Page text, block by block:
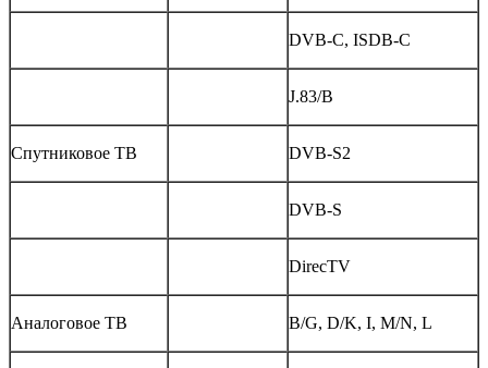
DVB-C, ISDB-C
J.83/B
Спутниковое ТВ DVB-S2
DVB-S
DirecTV
Аналоговое ТВ B/G, D/K, I, M/N, L